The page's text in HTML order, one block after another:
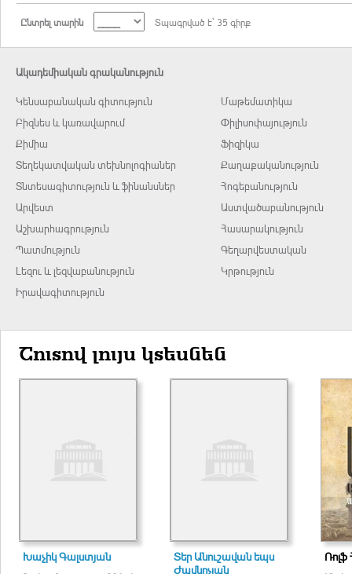
Ընտրել տարին Տպագրված է` 35 գիրք
Ակադեմիական գրականություն
Կենսաբանական գիտություն
Բիզնես և կառավարում
Քիմիա
Տեղեկատվական տեխնոլոգիաներ
Տնտեսագիտություն և ֆինանսներ
Արվեստ
Աշխարհագրություն
Պատմություն
Լեզու և լեզվաբանություն
Իրավագիտություն
Մաթեմատիկա
Փիլիսոփայություն
Ֆիզիկա
Քաղաքականություն
Հոգեբանություն
Աստվածաբանություն
Հասարակություն
Գեղարվեստական
Կրթություն
Շուտով լույս կտեսնեն
Խաչիկ Գալստյան
Տեր Անուշավան եպս
Ժամկոչյան
Ռոլֆ